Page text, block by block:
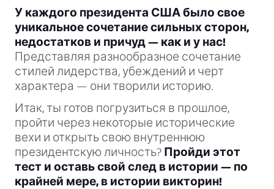
У каждого президента США было свое
уникальное сочетание сильных сторон,
недостатков и причуд — как и у нас!
Представляя разнообразное сочетание
стилей лидерства, убеждений и черт
характера — они творили историю.
Итак, ты готов погрузиться в прошлое,
пройти через некоторые исторические
вехи и открыть свою внутреннюю
президентскую личность? Пройди этот
тест и оставь свой след в истории — по
крайней мере, в истории викторин!